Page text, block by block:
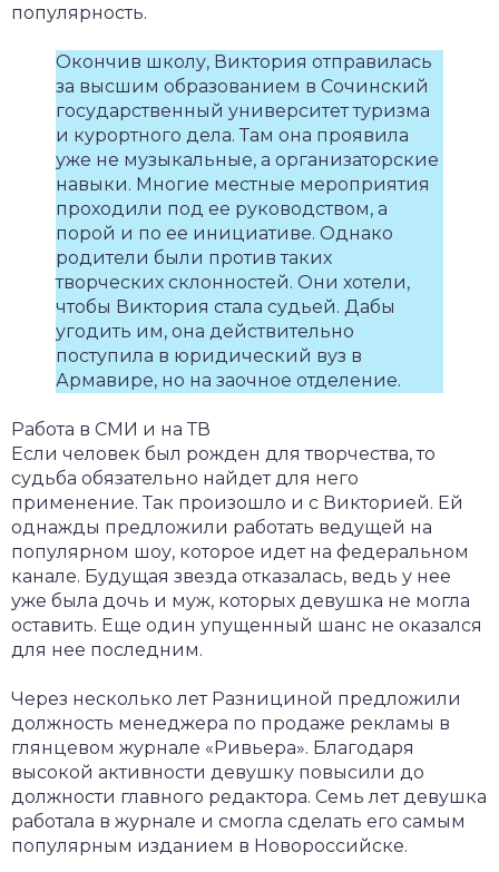
популярность.
Окончив школу, Виктория отправилась
за высшим образованием в Сочинский
государственный университет туризма
и курортного дела. Там она проявила
уже не музыкальные, а организаторские
навыки. Многие местные мероприятия
проходили под ее руководством, а
порой и по ее инициативе. Однако
родители были против таких
творческих склонностей. Они хотели,
чтобы Виктория стала судьей. Дабы
угодить им, она действительно
поступила в юридический вуз в
Армавире, но на заочное отделение.
Работа в СМИ и на ТВ
Если человек был рожден для творчества, то
судьба обязательно найдет для него
применение. Так произошло и с Викторией. Ей
однажды предложили работать ведущей на
популярном шоу, которое идет на федеральном
канале. Будущая звезда отказалась, ведь у нее
уже была дочь и муж, которых девушка не могла
оставить. Еще один упущенный шанс не оказался
для нее последним.
Через несколько лет Разнициной предложили
должность менеджера по продаже рекламы в
глянцевом журнале «Ривьера». Благодаря
высокой активности девушку повысили до
должности главного редактора. Семь лет девушка
работала в журнале и смогла сделать его самым
популярным изданием в Новороссийске.